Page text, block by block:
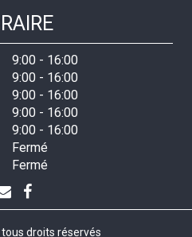
9:00- 16:00
9:00- 16:00
9:00- 16:00
9:00- 16:00
9:00- 16:00
Fermé
Fermé
tous droits réservés